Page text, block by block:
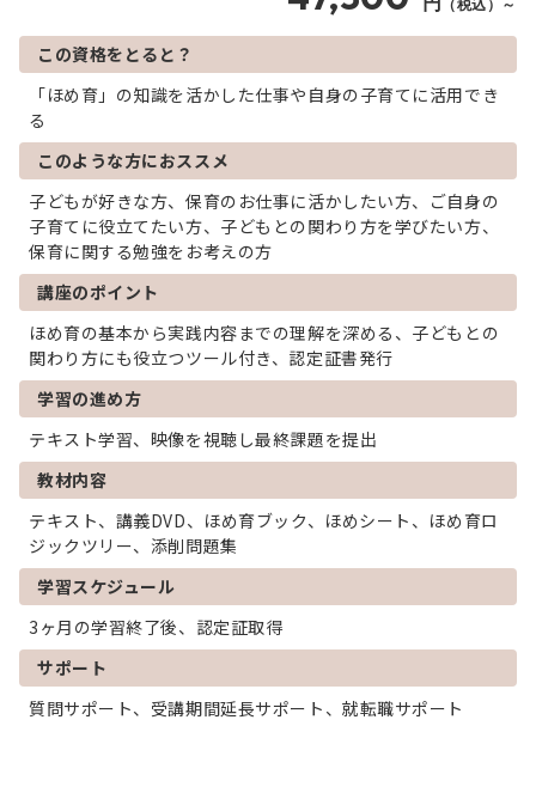
（税込）～
この資格をとると？
「ほめ育」の知識を活かした仕事や自身の子育てに活用でき
る
このような方におススメ
子どもが好きな方、保育のお仕事に活かしたい方、ご自身の
子育てに役立てたい方、子どもとの関わり方を学びたい方、
保育に関する勉強をお考えの方
講座のポイント
ほめ育の基本から実践内容までの理解を深める、子どもとの
関わり方にも役立つツール付き、認定証書発行
学習の進め方
テキスト学習、映像を視聴し最終課題を提出
教材内容
テキスト、講義DVD、ほめ育ブック、ほめシート、ほめ育ロ
ジックツリー、添削問題集
学習スケジュール
3ヶ月の学習終了後、認定証取得
サポート
質問サポート、受講期間延長サポート、就転職サポート